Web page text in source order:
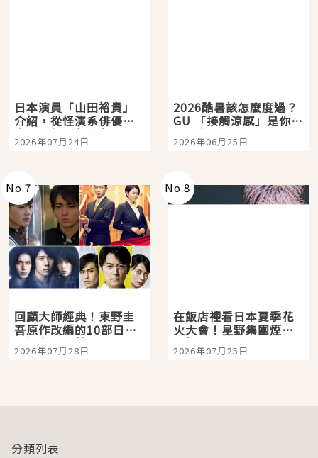
日本演員「山田裕貴」
介紹，從怪演系俳優走
向國民級日劇主角
2026年07月24日
2026酷暑該怎麼度過？
GU 「接觸涼感」是你的
夏日救星
2026年06月25日
No.7
回顧大師經典！東野圭
吾原作改編的10部日本
影視作品推薦
2026年07月28日
No.8
在飯店裡看日本夏季花
火大會！星野集團煙火
景觀飯店6選，讓你不用
人擠人悠閒欣賞
2026年07月25日
分類列表